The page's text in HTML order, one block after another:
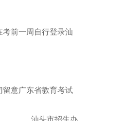
前一周自行登录汕
意广东省教育考试
汕头市招生办